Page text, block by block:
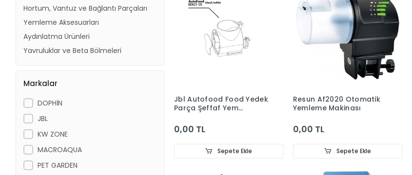
Hortum, Vantuz ve Bağlantı Parçaları
Yemleme Aksesuarları
Aydınlatma Ürünleri
Yavruluklar ve Beta Bölmeleri
Markalar
DOPHİN
JBL
KW ZONE
MACROAQUA
PET GARDEN
Jbl Autofood Food Yedek
Parça Şeffaf Yem
0,00 TL
Sepete Ekle
Resun Af2020 Otomatik
Yemleme Makinası
0,00 TL
Sepete Ekle